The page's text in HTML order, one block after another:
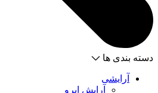
دسته بندی ها
آرایشی
آرایش ابرو